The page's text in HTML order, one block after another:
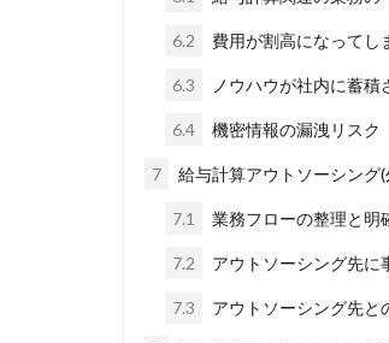
6.2 費用が割高になってし
6.3 ノウハウが社内に蓄積
6.4 機密情報の漏洩リスク
7 給与計算アウトソーシング
7.1 業務フローの整理と明
7.2 アウトソーシング先に
7.3 アウトソーシング先と